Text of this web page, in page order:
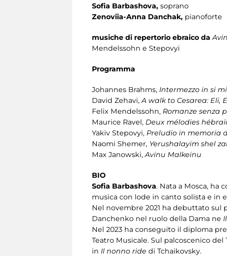
Sofia Barbashova, soprano
Zenoviia-Anna Danchak, pianoforte
musiche di repertorio ebraico da
Mendelssohn⁠ e Stepovyi
Programma
Johannes Brahms, Intermezzo in si
David Zehavi,A walk to Cesarea: Eli,
Felix Mendelssohn,⁠ Romanze senza
Maurice Ravel, Deux mélodies
Yakiv Stepovyi, Preludio in memoria
Naomi Shemer, Yerushalayim shel
Max Janowski,Avinu Malkeinu
BIO
Sofia Barbashova. Nata a Mosca, ha
musica con lode in canto solista e in
Nel novembre 2021 ha debuttato sul
Danchenko nel ruolo della Dama ne
Nel 2023 ha conseguito il diploma
Teatro Musicale. Sul palcoscenico
in Il nonno ride di Tchaikovsky.